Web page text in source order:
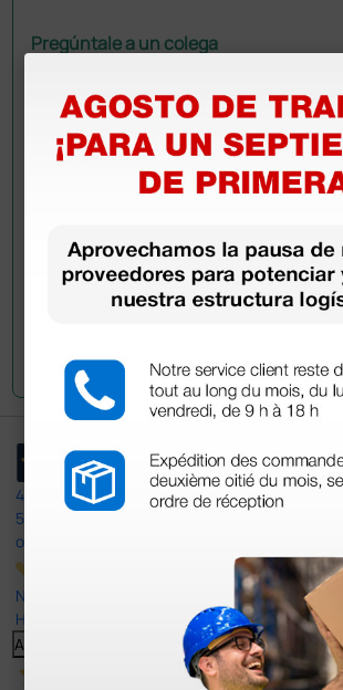
Pregúntale a un colega
información?
Envía ahora mismo tu pregunta a los
han adquirido este producto.
Envía tu pregunta
4,4
597
opiniones
Nuestras reseñas de 4 y 5 estrellas.
Haga clic aquí para leerlos todos >
Anterior